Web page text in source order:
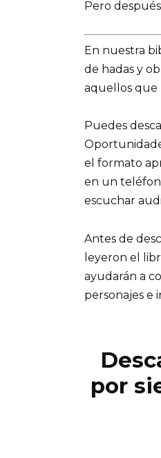
Pero
En nuestra
de hadas y
aquellos que
Puedes
el formato
en un
escuchar
Antes de
leyeron el
ayudarán a
personajes e
por